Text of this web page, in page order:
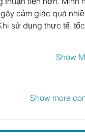
cảm giác quá
sử dụng thực tế,
Show
Show more